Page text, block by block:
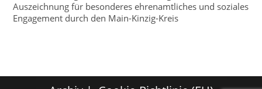
Auszeichnung für besonderes ehrenamtliches und soziales
Engagement durch den Main-Kinzig-Kreis